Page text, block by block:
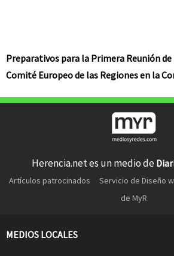
Preparativos para la Primera Reunión
Comité Europeo de las Regiones en la
Herencia.net es un medio de
Artículos patrocinados Servicio de Diseño
de MyR
MEDIOS LOCALES